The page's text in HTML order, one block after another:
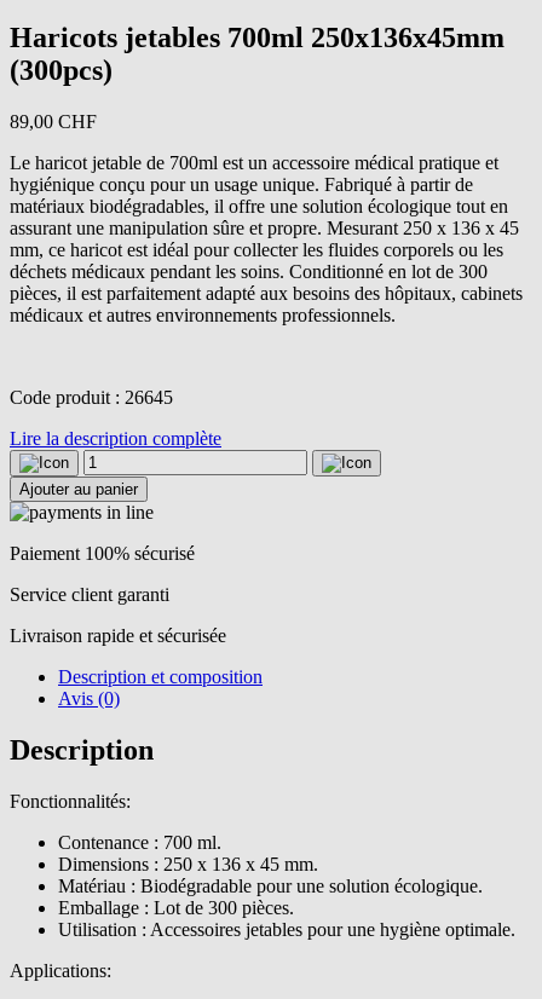
Haricots jetables 700ml 250x136x45mm
(300pcs)
89,00 CHF
Le haricot jetable de 700ml est un accessoire médical pratique et
hygiénique conçu pour un usage unique. Fabriqué à partir de
matériaux biodégradables, il offre une solution écologique tout en
assurant une manipulation sûre et propre. Mesurant 250 x 136 x 45
mm, ce haricot est idéal pour collecter les fluides corporels ou les
déchets médicaux pendant les soins. Conditionné en lot de 300
pièces, il est parfaitement adapté aux besoins des hôpitaux, cabinets
médicaux et autres environnements professionnels.
Code produit : 26645
Lire la description complète
quantité
de
Haricots
jetables
700ml
(300pcs)
Ajouter au panier
Paiement 100% sécurisé
Service client garanti
Livraison rapide et sécurisée
Description et composition
Avis (0)
Description
Fonctionnalités:
Contenance : 700 ml.
Dimensions : 250 x 136 x 45 mm.
Matériau : Biodégradable pour une solution écologique.
Emballage : Lot de 300 pièces.
Utilisation : Accessoires jetables pour une hygiène optimale.
Applications: